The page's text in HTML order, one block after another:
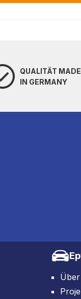
QUALITÄT MADE
IN GERMANY